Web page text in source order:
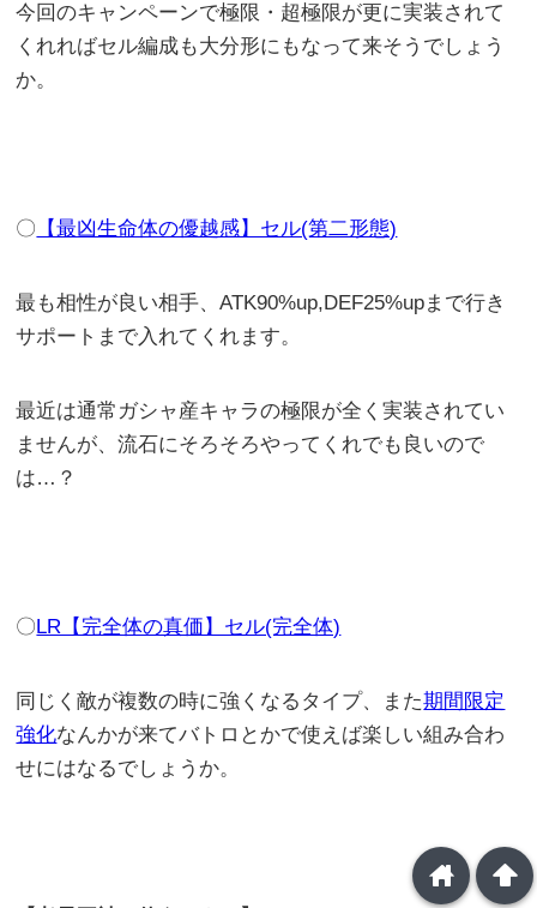
今回のキャンペーンで極限・超極限が更に実装されて
くれればセル編成も大分形にもなって来そうでしょう
か。
〇 【最凶生命体の優越感】セル(第二形態)
最も相性が良い相手、ATK90%up,DEF25%upまで行き
サポートまで入れてくれます。
最近は通常ガシャ産キャラの極限が全く実装されてい
ませんが、流石にそろそろやってくれでも良いので
は…？
〇LR【完全体の真価】セル(完全体)
同じく敵が複数の時に強くなるタイプ、また期間限定
強化なんかが来てバトロとかで使えば楽しい組み合わ
せにはなるでしょうか。
arrowup
home